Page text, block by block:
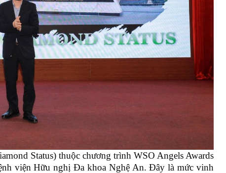
Status) thuộc chương trình WSO Angels Awards
viện Hữu nghị Đa khoa Nghệ An. Đây là mức vinh